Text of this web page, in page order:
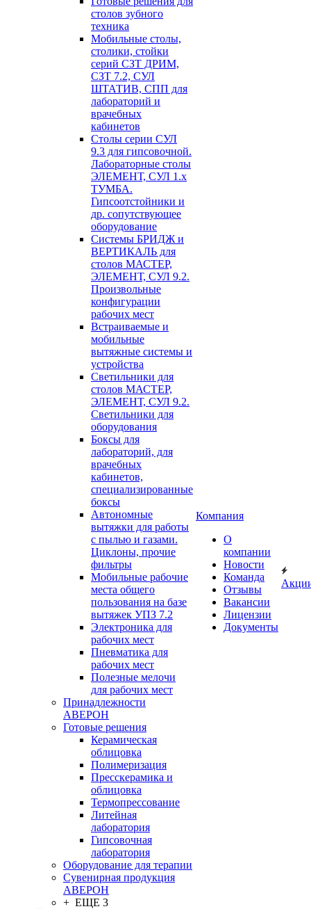
столов зубного
техника
Мобильные столы,
столики, стойки
серий СЗТ ДРИМ,
СЗТ 7.2, СУЛ
ШТАТИВ, СПП для
лабораторий и
врачебных
кабинетов
Столы серии СУЛ
9.3 для гипсовочной.
Лабораторные столы
ЭЛЕМЕНТ, СУЛ 1.х
ТУМБА.
Гипсоотстойники и
др. сопутствующее
оборудование
Системы БРИДЖ и
ВЕРТИКАЛЬ для
столов МАСТЕР,
ЭЛЕМЕНТ, СУЛ 9.2.
Произвольные
конфигурации
рабочих мест
Встраиваемые и
мобильные
вытяжные системы и
устройства
Светильники для
столов МАСТЕР,
ЭЛЕМЕНТ, СУЛ 9.2.
Светильники для
оборудования
Боксы для
лабораторий, для
врачебных
кабинетов,
специализированные
боксы
Автономные
вытяжки для работы
с пылью и газами.
Циклоны, прочие
фильтры
Мобильные рабочие
места общего
пользования на базе
вытяжек УПЗ 7.2
Электроника для
рабочих мест
Пневматика для
рабочих мест
Полезные мелочи
для рабочих мест
Принадлежности
АВЕРОН
Готовые решения
Керамическая
облицовка
Полимеризация
Пресскерамика и
облицовка
Термопрессование
Литейная
лаборатория
Гипсовочная
лаборатория
Оборудование для терапии
Сувенирная продукция
АВЕРОН
+ ЕЩЕ 3
Компания
О
компании
Новости
Команда
Отзывы
Вакансии
Лицензии
Документы